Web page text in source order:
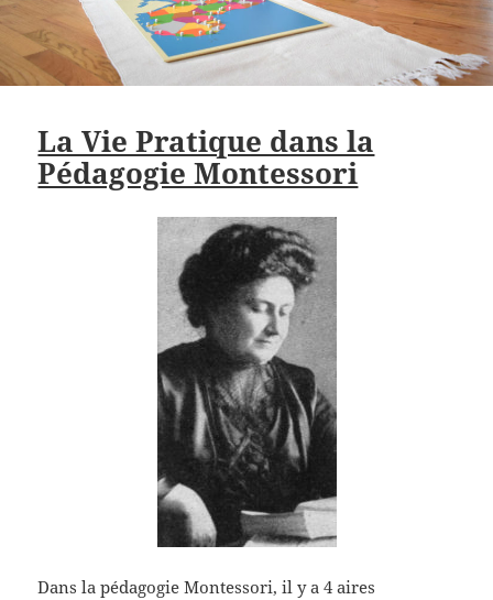
La Vie Pratique dans la
Pédagogie Montessori
Dans la pédagogie Montessori, il y a 4 aires